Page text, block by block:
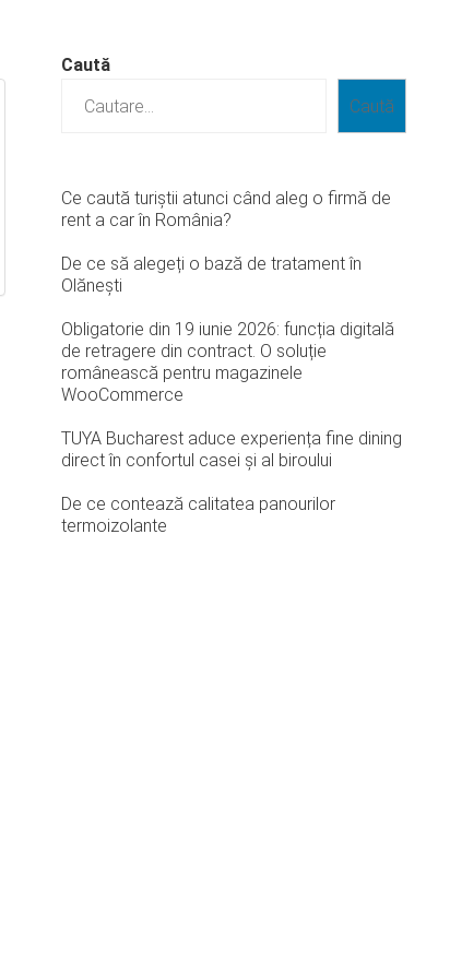
Caută
Caută
Ce caută turiștii atunci când aleg o firmă de
rent a car în România?
De ce să alegeți o bază de tratament în
Olănești
Obligatorie din 19 iunie 2026: funcția digitală
de retragere din contract. O soluție
românească pentru magazinele
WooCommerce
TUYA Bucharest aduce experiența fine dining
direct în confortul casei și al biroului
De ce contează calitatea panourilor
termoizolante